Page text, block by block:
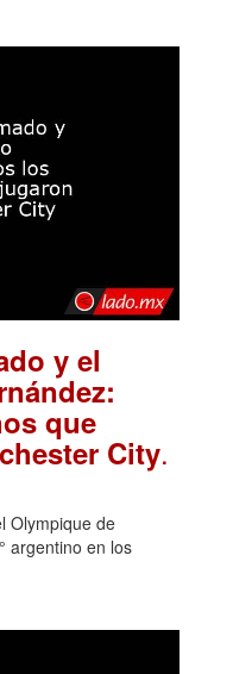
y el
que
City.
Olympique de
argentino en los